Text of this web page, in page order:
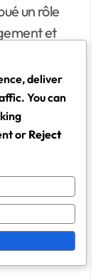
un rôle
et
un
jeunes
avant
qu’il
ses
une leçon
footballeurs
deliver
You can
orReject